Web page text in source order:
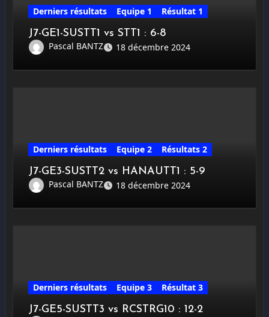
Derniers résultats Equipe 1
Résultat 1
J7-GE1-SUSTT1 vs STT1 : 6-8
Pascal BANTZ
18 décembre 2024
Derniers résultats Equipe 2
Résultats 2
J7-GE3-SUSTT2 vs HANAUTT1 : 5-9
Pascal BANTZ
18 décembre 2024
Derniers résultats Equipe 3
Résultat 3
J7-GE5-SUSTT3 vs RCSTRG10 : 12-2